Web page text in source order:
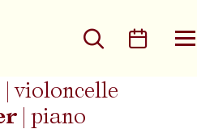
Rechercher
| violoncelle
| piano